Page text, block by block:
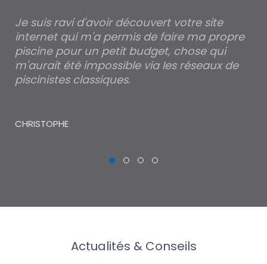
Je suis ravi d'avoir découvert votre site
internet qui m'a permis de faire ma propre
piscine pour un petit budget, chose qui
m'aurait été impossible via les réseaux de
piscinistes classiques.
CHRISTOPHE
Actualités & Conseils